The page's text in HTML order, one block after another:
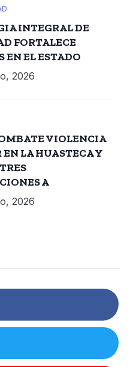
INTEGRAL DE
FORTALECE
EN EL ESTADO
2026
VIOLENCIA
LA HUASTECA Y
A
2026